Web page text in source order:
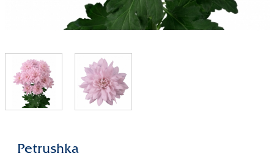
Petrushka